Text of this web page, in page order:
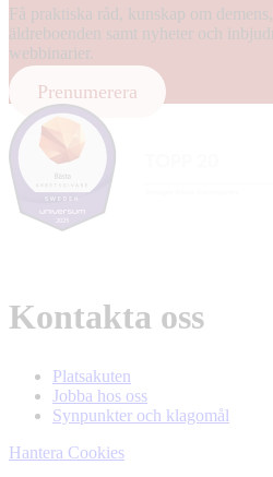
Få praktiska råd, kunskap om
äldreboenden samt nyheter och
webbinarier.
Prenumerera
Kontakta oss
Platsakuten
Jobba hos oss
Synpunkter och klagomål
Hantera Cookies